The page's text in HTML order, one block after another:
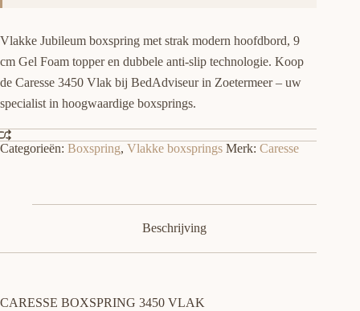
Vlakke Jubileum boxspring met strak modern hoofdbord, 9
cm Gel Foam topper en dubbele anti-slip technologie. Koop
de Caresse 3450 Vlak bij BedAdviseur in Zoetermeer – uw
specialist in hoogwaardige boxsprings.
Categorieën: Boxspring, Vlakke boxsprings Merk: Caresse
Beschrijving
CARESSE BOXSPRING 3450 VLAK